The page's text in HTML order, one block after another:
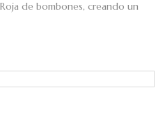
de bombones, creando un